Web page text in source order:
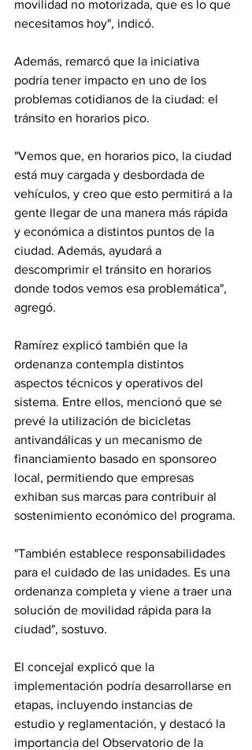
movilidad no motorizada, que es lo que
necesitamos hoy", indicó.
Además, remarcó que la iniciativa
podría tener impacto en uno de los
problemas cotidianos de la ciudad: el
tránsito en horarios pico.
"Vemos que, en horarios pico, la ciudad
está muy cargada y desbordada de
vehículos, y creo que esto permitirá a la
gente llegar de una manera más rápida
y económica a distintos puntos de la
ciudad. Además, ayudará a
descomprimir el tránsito en horarios
donde todos vemos esa problemática",
agregó.
Ramírez explicó también que la
ordenanza contempla distintos
aspectos técnicos y operativos del
sistema. Entre ellos, mencionó que se
prevé la utilización de bicicletas
antivandálicas y un mecanismo de
financiamiento basado en sponsoreo
local, permitiendo que empresas
exhiban sus marcas para contribuir al
sostenimiento económico del programa.
"También establece responsabilidades
para el cuidado de las unidades. Es una
ordenanza completa y viene a traer una
solución de movilidad rápida para la
ciudad", sostuvo.
El concejal explicó que la
implementación podría desarrollarse en
etapas, incluyendo instancias de
estudio y reglamentación, y destacó la
importancia del Observatorio de la